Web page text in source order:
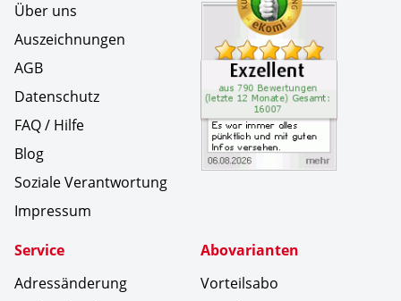
Über uns
Auszeichnungen
AGB
Datenschutz
FAQ / Hilfe
Blog
Soziale Verantwortung
Impressum
Service
Adressänderung
Abovarianten
Vorteilsabo